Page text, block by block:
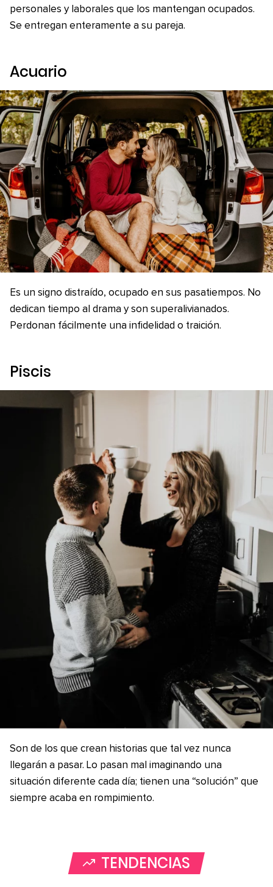
personales y laborales que los mantengan ocupados.
Se entregan enteramente a su pareja.
Acuario
Es un signo distraído, ocupado en sus pasatiempos. No
dedican tiempo al drama y son superalivianados.
Perdonan fácilmente una infidelidad o traición.
Piscis
Son de los que crean historias que tal vez nunca
llegarán a pasar. Lo pasan mal imaginando una
situación diferente cada día; tienen una “solución” que
siempre acaba en rompimiento.
TENDENCIAS